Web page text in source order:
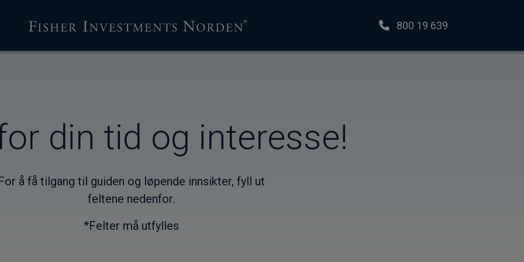
800 19 639
din tid og interesse!
å få tilgang til guiden og løpende innsikter, fyll ut
feltene nedenfor.
*Felter må utfylles